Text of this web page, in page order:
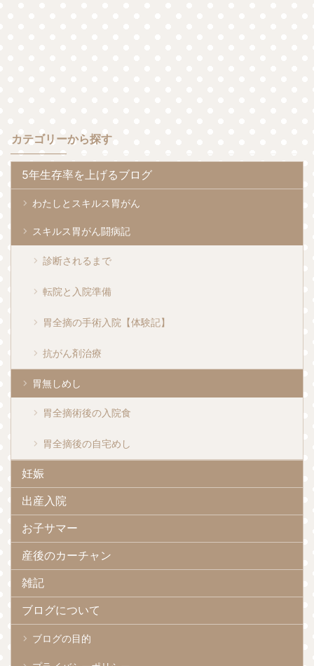
カテゴリーから探す
5年生存率を上げるブログ
わたしとスキルス胃がん
スキルス胃がん闘病記
診断されるまで
転院と入院準備
胃全摘の手術入院【体験記】
抗がん剤治療
胃無しめし
胃全摘術後の入院食
胃全摘後の自宅めし
妊娠
出産入院
お子サマー
産後のカーチャン
雑記
ブログについて
ブログの目的